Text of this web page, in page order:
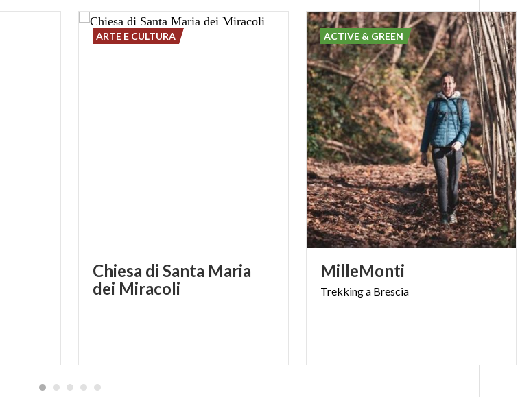
Chiesa di Santa Maria
dei Miracoli
ARTE E CULTURA
MilleMonti
Trekkinga Brescia
ACTIVE & GREEN